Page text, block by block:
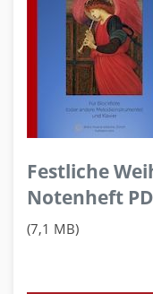
Festliche
Notenheft
(7,1 MB)